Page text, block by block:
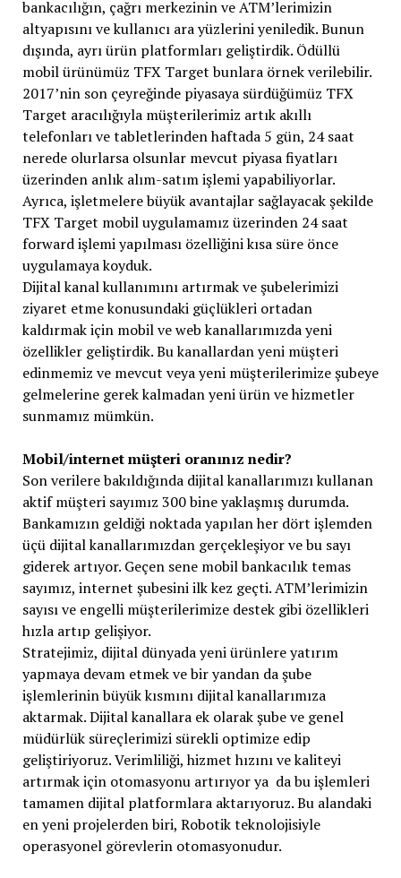
bankacılığın, çağrı merkezinin ve ATM’lerimizin
altyapısını ve kullanıcı ara yüzlerini yeniledik. Bunun
dışında, ayrı ürün platformları geliştirdik. Ödüllü
mobil ürünümüz TFX Target bunlara örnek verilebilir.
2017’nin son çeyreğinde piyasaya sürdüğümüz TFX
Target aracılığıyla müşterilerimiz artık akıllı
telefonları ve tabletlerinden haftada 5 gün, 24 saat
nerede olurlarsa olsunlar mevcut piyasa fiyatları
üzerinden anlık alım-satım işlemi yapabiliyorlar.
Ayrıca, işletmelere büyük avantajlar sağlayacak şekilde
TFX Target mobil uygulamamız üzerinden 24 saat
forward işlemi yapılması özelliğini kısa süre önce
uygulamaya koyduk.
Dijital kanal kullanımını artırmak ve şubelerimizi
ziyaret etme konusundaki güçlükleri ortadan
kaldırmak için mobil ve web kanallarımızda yeni
özellikler geliştirdik. Bu kanallardan yeni müşteri
edinmemiz ve mevcut veya yeni müşterilerimize şubeye
gelmelerine gerek kalmadan yeni ürün ve hizmetler
sunmamız mümkün.
Mobil/internet müşteri oranınız nedir?
Son verilere bakıldığında dijital kanallarımızı kullanan
aktif müşteri sayımız 300 bine yaklaşmış durumda.
Bankamızın geldiği noktada yapılan her dört işlemden
üçü dijital kanallarımızdan gerçekleşiyor ve bu sayı
giderek artıyor. Geçen sene mobil bankacılık temas
sayımız, internet şubesini ilk kez geçti. ATM’lerimizin
sayısı ve engelli müşterilerimize destek gibi özellikleri
hızla artıp gelişiyor.
Stratejimiz, dijital dünyada yeni ürünlere yatırım
yapmaya devam etmek ve bir yandan da şube
işlemlerinin büyük kısmını dijital kanallarımıza
aktarmak. Dijital kanallara ek olarak şube ve genel
müdürlük süreçlerimizi sürekli optimize edip
geliştiriyoruz. Verimliliği, hizmet hızını ve kaliteyi
artırmak için otomasyonu artırıyor ya da bu işlemleri
tamamen dijital platformlara aktarıyoruz. Bu alandaki
en yeni projelerden biri, Robotik teknolojisiyle
operasyonel görevlerin otomasyonudur.